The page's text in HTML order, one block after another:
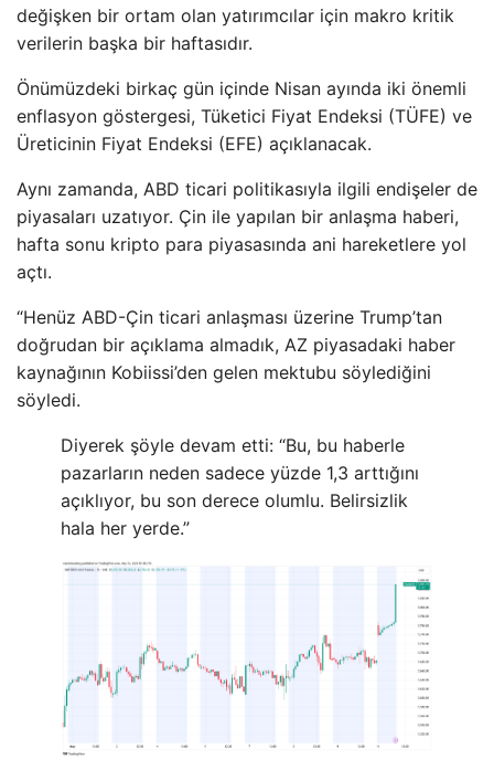
değişken bir ortam olan yatırımcılar için makro kritik
verilerin başka bir haftasıdır.
Önümüzdeki birkaç gün içinde Nisan ayında iki önemli
enflasyon göstergesi, Tüketici Fiyat Endeksi (TÜFE) ve
Üreticinin Fiyat Endeksi (EFE) açıklanacak.
Aynı zamanda, ABD ticari politikasıyla ilgili endişeler de
piyasaları uzatıyor. Çin ile yapılan bir anlaşma haberi,
hafta sonu kripto para piyasasında ani hareketlere yol
açtı.
“Henüz ABD-Çin ticari anlaşması üzerine Trump’tan
doğrudan bir açıklama almadık, AZ piyasadaki haber
kaynağının Kobiissi’den gelen mektubu söylediğini
söyledi.
Diyerek şöyle devam etti: “Bu, bu haberle
pazarların neden sadece yüzde 1,3 arttığını
açıklıyor, bu son derece olumlu. Belirsizlik
hala her yerde.”